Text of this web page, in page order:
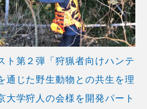
ト第２弾「狩猟者向けハンテ
通じた野生動物との共生を理
大学狩人の会様を開発パート